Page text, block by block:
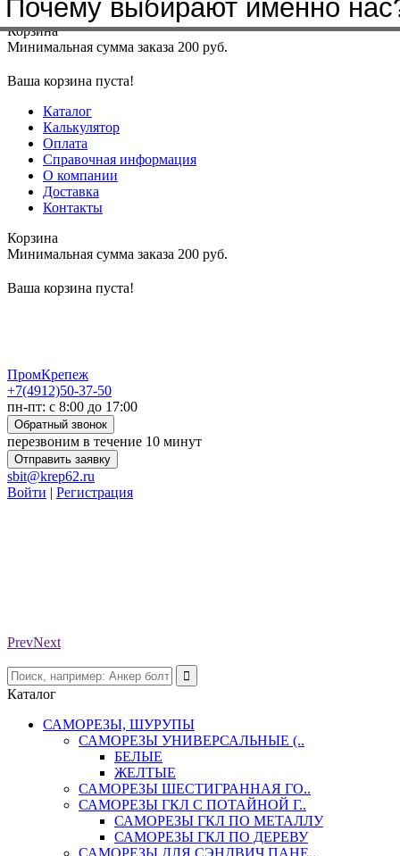
Меню+7(4912)50-37-50sbit@krep62.ru
Корзина
Минимальная сумма заказа 200 руб.
Ваша корзина пуста!
Каталог
Калькулятор
Оплата
Справочная информация
О компании
Доставка
Контакты
Корзина
Минимальная сумма заказа 200 руб.
Ваша корзина пуста!
ПромКрепеж
+7(4912)50-37-50
пн-пт: с 8:00 до 17:00
Обратный звонок
перезвоним в течение 10 минут
Отправить заявку
sbit@krep62.ru
Войти | Регистрация
PrevNext
Каталог
САМОРЕЗЫ, ШУРУПЫ
САМОРЕЗЫ УНИВЕРСАЛЬНЫЕ (..
БЕЛЫЕ
ЖЕЛТЫЕ
САМОРЕЗЫ ШЕСТИГРАННАЯ ГО..
САМОРЕЗЫ ГКЛ С ПОТАЙНОЙ Г..
САМОРЕЗЫ ГКЛ ПО МЕТАЛЛУ
САМОРЕЗЫ ГКЛ ПО ДЕРЕВУ
САМОРЕЗЫ ДЛЯ СЭНДВИЧ ПАНЕ..
Почему выбирают именно